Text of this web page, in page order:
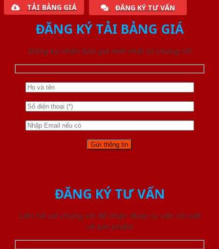
TẢI BẢNG GIÁ ĐĂNG KÝ TƯ VẤN
ĐĂNG KÝ TẢI BẢNG GIÁ
Đăng ký nhận báo giá mới nhất từ chúng tôi
ĐĂNG KÝ TƯ VẤN
Liên hệ với chúng tôi để nhận được tư vấn chi tiết
về sản phẩm